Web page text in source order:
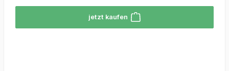
jetzt kaufen